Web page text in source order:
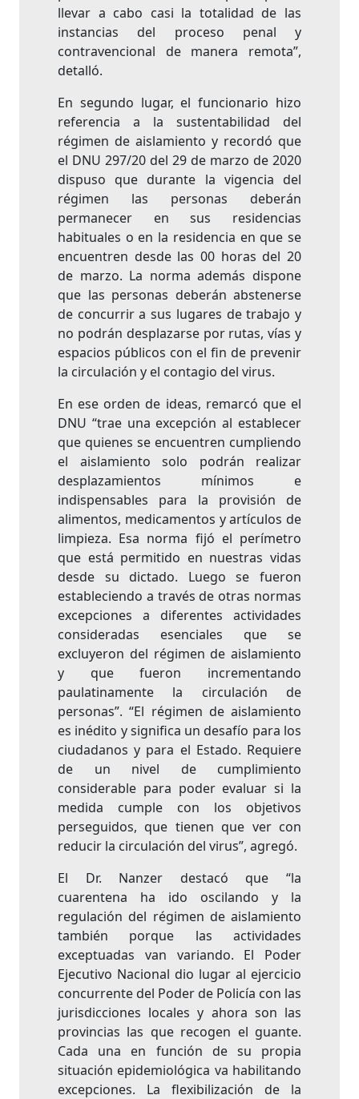
llevar a cabo casi la totalidad de las
instancias del proceso penal y
contravencional de manera remota”,
detalló.
En segundo lugar, el funcionario hizo
referencia a la sustentabilidad del
régimen de aislamiento y recordó que
el DNU 297/20 del 29 de marzo de 2020
dispuso que durante la vigencia del
régimen las personas deberán
permanecer en sus residencias
habituales o en la residencia en que se
encuentren desde las 00 horas del 20
de marzo. La norma además dispone
que las personas deberán abstenerse
de concurrir a sus lugares de trabajo y
no podrán desplazarse por rutas, vías y
espacios públicos con el fin de prevenir
la circulación y el contagio del virus.
En ese orden de ideas, remarcó que el
DNU “trae una excepción al establecer
que quienes se encuentren cumpliendo
el aislamiento solo podrán realizar
desplazamientos mínimos e
indispensables para la provisión de
alimentos, medicamentos y artículos de
limpieza. Esa norma fijó el perímetro
que está permitido en nuestras vidas
desde su dictado. Luego se fueron
estableciendo a través de otras normas
excepciones a diferentes actividades
consideradas esenciales que se
excluyeron del régimen de aislamiento
y que fueron incrementando
paulatinamente la circulación de
personas”. “El régimen de aislamiento
es inédito y significa un desafío para los
ciudadanos y para el Estado. Requiere
de un nivel de cumplimiento
considerable para poder evaluar si la
medida cumple con los objetivos
perseguidos, que tienen que ver con
reducir la circulación del virus”, agregó.
El Dr. Nanzer destacó que “la
cuarentena ha ido oscilando y la
regulación del régimen de aislamiento
también porque las actividades
exceptuadas van variando. El Poder
Ejecutivo Nacional dio lugar al ejercicio
concurrente del Poder de Policía con las
jurisdicciones locales y ahora son las
provincias las que recogen el guante.
Cada una en función de su propia
situación epidemiológica va habilitando
excepciones. La flexibilización de la